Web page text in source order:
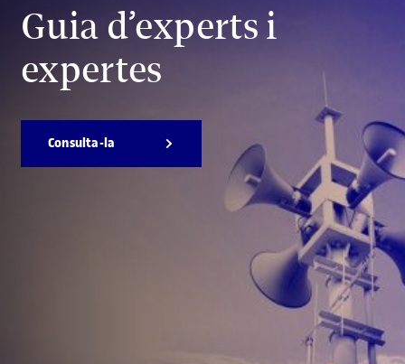
Guia d’experts i
expertes
Consulta-la